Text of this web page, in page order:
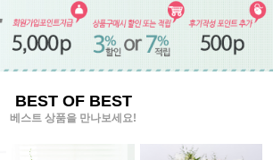
BEST OF BEST
베스트 상품을 만나보세요!